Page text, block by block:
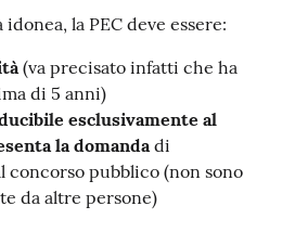
la PEC deve essere:
(va precisato infatti che ha
di 5 anni)
esclusivamente al
la domanda di
concorso pubblico (non sono
da altre persone)